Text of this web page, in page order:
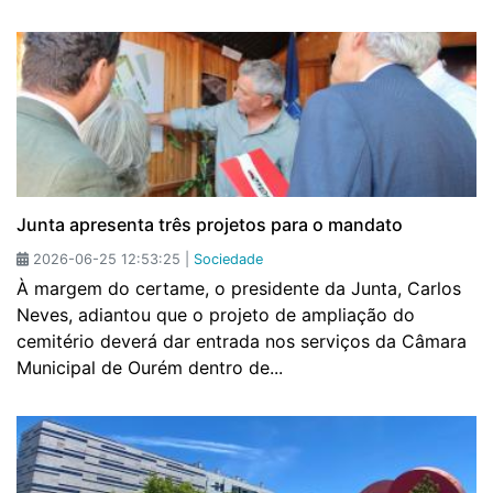
Junta apresenta três projetos para o mandato
2026-06-25 12:53:25 | Sociedade
À margem do certame, o presidente da Junta, Carlos
Neves, adiantou que o projeto de ampliação do
cemitério deverá dar entrada nos serviços da Câmara
Municipal de Ourém dentro de...